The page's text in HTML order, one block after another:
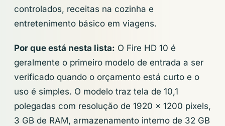
controlados, receitas na cozinha e
entretenimento básico em viagens.
Por que está nesta lista: O Fire HD 10 é
geralmente o primeiro modelo de entrada a ser
verificado quando o orçamento está curto e o
uso é simples. O modelo traz tela de 10,1
polegadas com resolução de 1920 x 1200 pixels,
3 GB de RAM, armazenamento interno de 32 GB